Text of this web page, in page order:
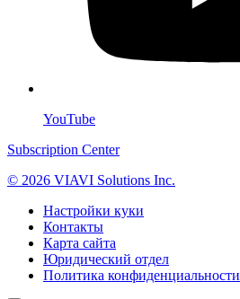
YouTube
Subscription Center
© 2026 VIAVI Solutions Inc.
Настройки куки
Контакты
Карта сайта
Юридический отдел
Политика конфиденциальности